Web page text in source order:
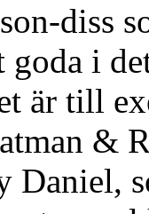
diss
goda i
är till
&
Daniel,